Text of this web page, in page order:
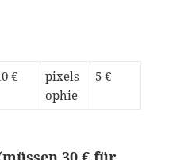
€
pixels
ophie
5 €